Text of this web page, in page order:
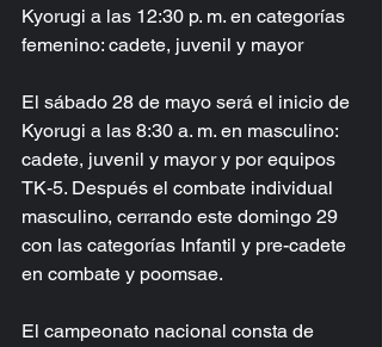
Kyorugi a las 12:30 p. m. en categorías
femenino: cadete, juvenil y mayor
El sábado 28 de mayo será el inicio de
Kyorugi a las 8:30 a. m. en masculino:
cadete, juvenil y mayor y por equipos
TK-5. Después el combate individual
masculino, cerrando este domingo 29
con las categorías Infantil y pre-cadete
en combate y poomsae.
El campeonato nacional consta de